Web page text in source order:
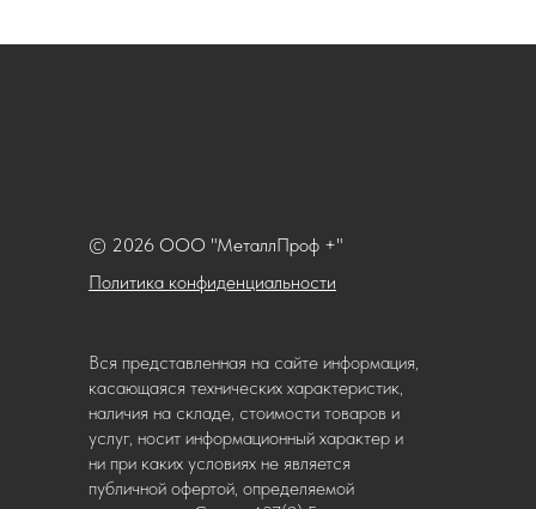
Политика конфиденциальности
© 2026 ООО "МеталлПроф +"
Вся представленная на сайте информация,
касающаяся технических характеристик,
наличия на складе, стоимости товаров и
услуг, носит информационный характер и
ни при каких условиях не является
публичной офертой, определяемой